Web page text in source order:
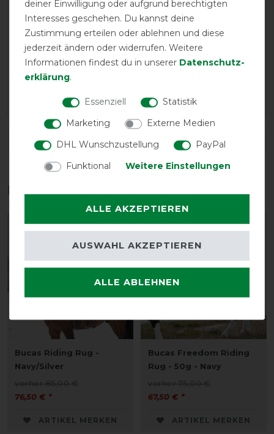
Alles super
22.10.2020
Wir sind Wiederholungstäter, auch in der kleinen Größe
sitzt die Decke perfekt. Preis/Leistungsverhältnis einfach
DETAILS ZUR PRODUKTSICHERHEIT
Das perfekte Zubehör für dich
Bucas Riding Rug -
Navy/Silver
vorher 85,00 €
76,50 € *
ARTIKEL MERKEN
Bucas Freedom Riding
Rug - 50g - Navy
vorher 75,00 €
67,50 € *
ARTIKEL MERKEN
deiner Einwilligung oder aufgrund berechtigten
Interesses geschehen. Du kannst deine
Zustimmung erteilen oder ablehnen und diese
jederzeit ändern oder widerrufen. Weitere
Informationen findest du in unserer Daten­schutz­
erklärung.
Essenziell
Statistik
Marketing
Externe Medien
DHL Wunschzustellung
PayPal
Funktional
Weitere Einstellungen
ALLE AKZEPTIEREN
ALLE ABLEHNEN
AUSWAHL AKZEPTIEREN